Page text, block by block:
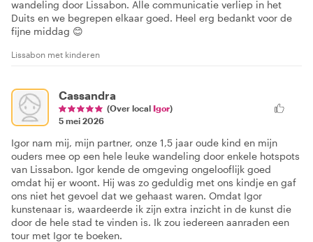
wandeling door Lissabon. Alle communicatie verliep in het
Duits en we begrepen elkaar goed. Heel erg bedankt voor de
fijne middag 😊
Lissabon met kinderen
Cassandra
(Over local Igor)
5 mei 2026
Igor nam mij, mijn partner, onze 1,5 jaar oude kind en mijn
ouders mee op een hele leuke wandeling door enkele hotspots
van Lissabon. Igor kende de omgeving ongelooflijk goed
omdat hij er woont. Hij was zo geduldig met ons kindje en gaf
ons niet het gevoel dat we gehaast waren. Omdat Igor
kunstenaar is, waardeerde ik zijn extra inzicht in de kunst die
door de hele stad te vinden is. Ik zou iedereen aanraden een
tour met Igor te boeken.